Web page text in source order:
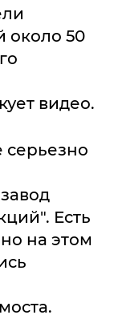
около 50
видео.
серьезно
Есть
на этом